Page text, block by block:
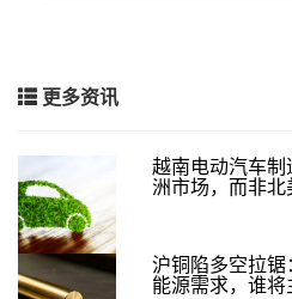
更多资讯
越南电动汽车
洲市场，而非北
沪铜陷多空拉
能源需求，谁将